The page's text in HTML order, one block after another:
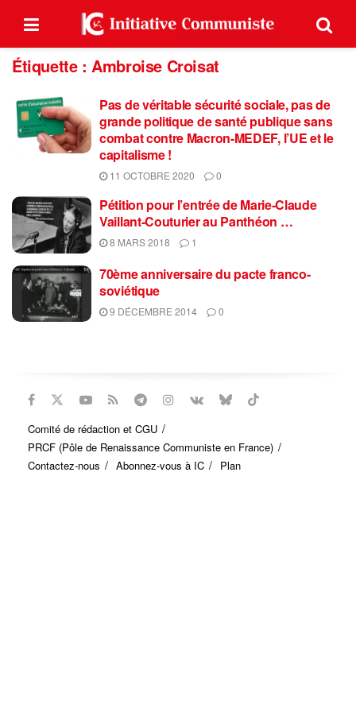
Étiquette :Ambroise Croisat
Pas de véritable sécurité sociale, pas de
grande politique de santé publique sans
combat contre Macron-MEDEF, l’UE et le
capitalisme !
11 OCTOBRE 2020 0
Pétition pour l’entrée de Marie-Claude
Vaillant-Couturier au Panthéon …
8 MARS 2018 1
70ème anniversaire du pacte franco-
soviétique
9 DÉCEMBRE 2014 0
Comité de rédaction et CGU
PRCF (Pôle de Renaissance Communiste en France)
Contactez-nous
Abonnez-vous à IC Plan